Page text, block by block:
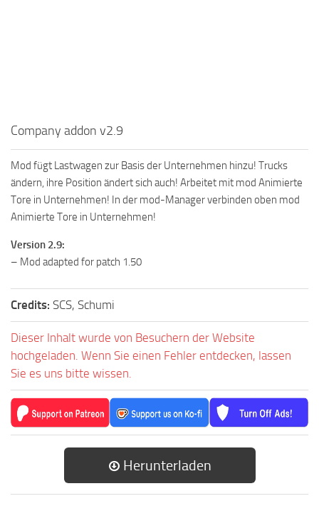
Company addon v2.9
Mod fügt Lastwagen zur Basis der Unternehmen hinzu! Trucks
ändern, ihre Position ändert sich auch! Arbeitet mit mod Animierte
Tore in Unternehmen! In der mod-Manager verbinden oben mod
Animierte Tore in Unternehmen!
Version 2.9:
– Mod adapted for patch 1.50
Credits: SCS, Schumi
Dieser Inhalt wurde von Besuchern der Website
hochgeladen. Wenn Sie einen Fehler entdecken, lassen
Sie es uns bitte wissen.
Herunterladen